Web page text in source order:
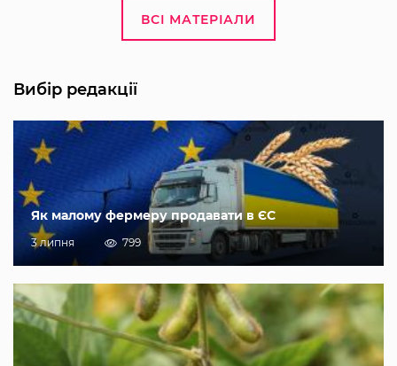
ВСІ МАТЕРІАЛИ
Вибір редакції
Як малому фермеру продавати в ЄС
3 липня 799